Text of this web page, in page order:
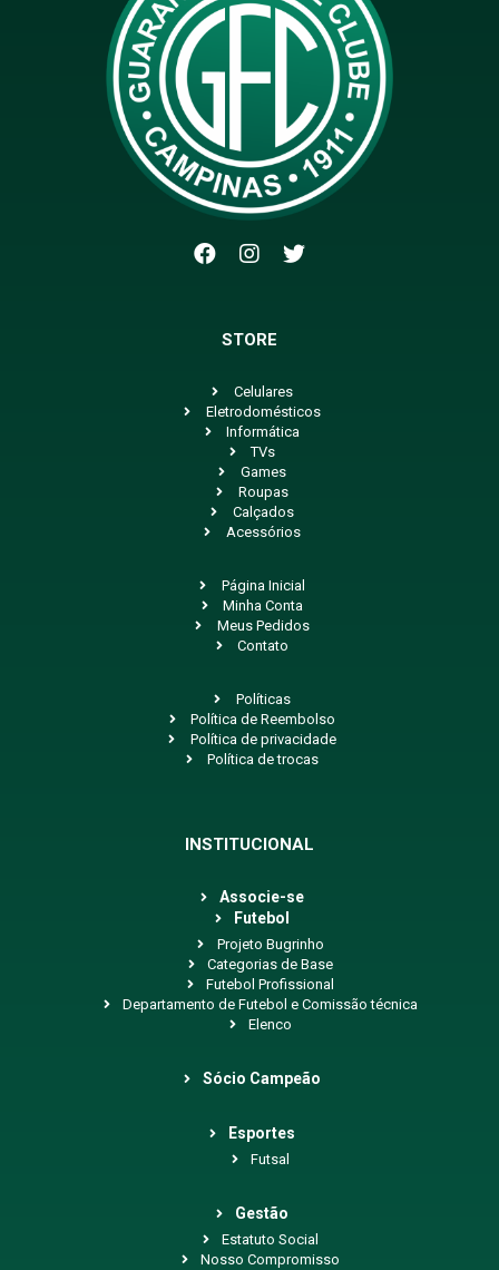
STORE
Celulares
Eletrodomésticos
Informática
TVs
Games
Roupas
Calçados
Acessórios
Página Inicial
Minha Conta
Meus Pedidos
Contato
Políticas
Política de Reembolso
Política de privacidade
Política de trocas
INSTITUCIONAL
Associe-se
Futebol
Projeto Bugrinho
Categorias de Base
Futebol Profissional
Departamento de Futebol e Comissão técnica
Elenco
Sócio Campeão
Esportes
Futsal
Gestão
Estatuto Social
Nosso Compromisso